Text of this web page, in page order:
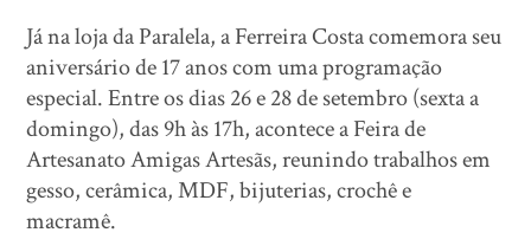
Já na loja da Paralela, a Ferreira Costa comemora seu
aniversário de 17 anos com uma programação
especial. Entre os dias 26 e 28 de setembro (sexta a
domingo), das 9h às 17h, acontece a Feira de
Artesanato Amigas Artesãs, reunindo trabalhos em
gesso, cerâmica, MDF, bijuterias, crochê e
macramê.